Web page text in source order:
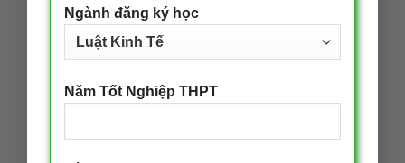
Ngành đăng ký học
Năm Tốt Nghiệp THPT